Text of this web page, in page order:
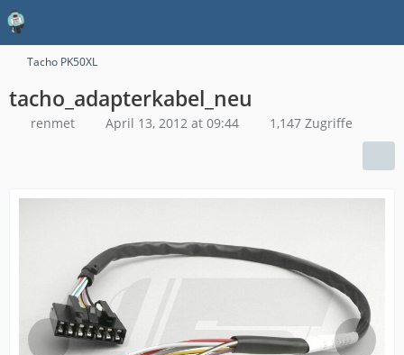
Tacho PK50XL
tacho_adapterkabel_neu
renmet April 13, 2012 at 09:44 1,147 Zugriffe